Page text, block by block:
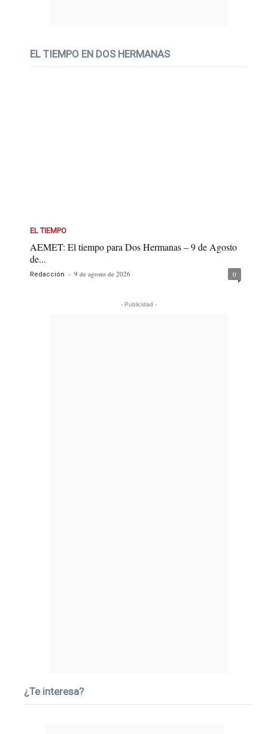
EL TIEMPO EN DOS HERMANAS
EL TIEMPO
AEMET: El tiempo para Dos Hermanas – 9 de Agosto
de...
Redacción - 9 de agosto de 2026 0
- Publicidad -
¿Te interesa?